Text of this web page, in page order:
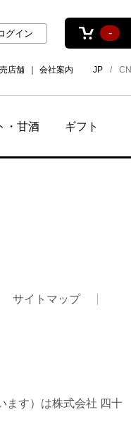
-
グイン
JP CN
店舗 会社案内
・甘酒 ギフト
サイトマップ
ます）は株式会社 四十